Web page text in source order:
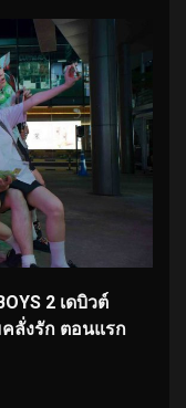
2 เดบิวต์
ลั่งรัก ตอนแรก